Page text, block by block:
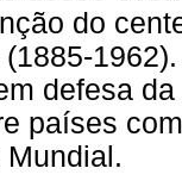
do
defesa
países
Mundial.